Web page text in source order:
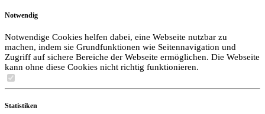
Notwendig
Notwendige Cookies helfen dabei, eine Webseite nutzbar zu
machen, indem sie Grundfunktionen wie Seitennavigation und
Zugriff auf sichere Bereiche der Webseite ermöglichen. Die Webseite
kann ohne diese Cookies nicht richtig funktionieren.
Statistiken